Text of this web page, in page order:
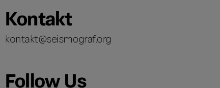
Kontakt
kontakt@seismograf.org
Follow Us